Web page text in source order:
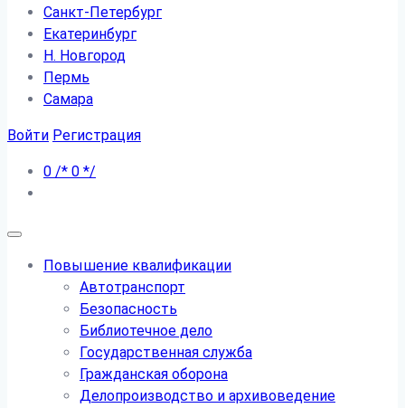
Санкт-Петербург
Екатеринбург
Н. Новгород
Пермь
Самара
Войти Регистрация
0 /* 0 */
Повышение квалификации
Автотранспорт
Безопасность
Библиотечное дело
Государственная служба
Гражданская оборона
Делопроизводство и архивоведение